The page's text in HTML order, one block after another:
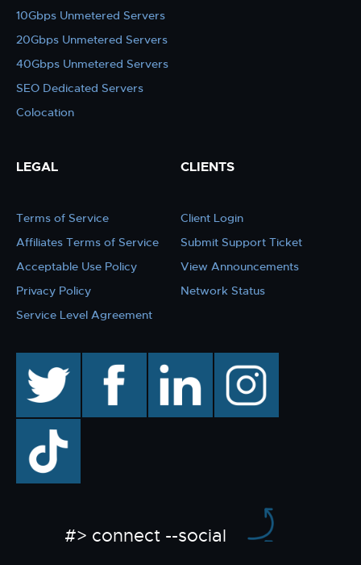
10Gbps Unmetered Servers
20Gbps Unmetered Servers
40Gbps Unmetered Servers
SEO Dedicated Servers
Colocation
LEGAL
Terms of Service
Affiliates Terms of Service
Acceptable Use Policy
Privacy Policy
Service Level Agreement
CLIENTS
Client Login
Submit Support Ticket
View Announcements
Network Status
facebook linkedin instagram
TikTok
#> connect --social